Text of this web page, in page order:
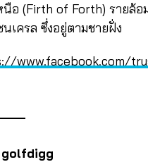
นือ (Firth of Forth) รายล้
เครล ซึ่งอยู่ตามชายฝั่ง
www.facebook.com/
golfdigg